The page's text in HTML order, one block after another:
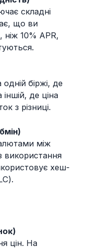
складні
що ви
ніж 10% APR,
біржі, де
де ціна
з різниці.
між
використання
хеш-
цін. На